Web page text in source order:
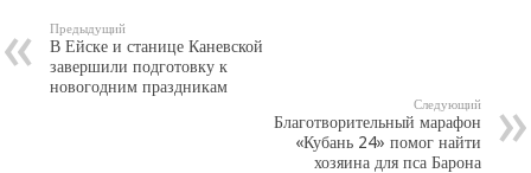
Предыдущий
В Ейске и станице Каневской
завершили подготовку к
новогодним праздникам
Следующий
Благотворительный марафон
«Кубань 24» помог найти
хозяина для пса Барона